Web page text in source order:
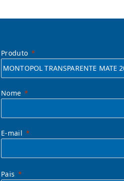
Produto
Nome
E-mail
Pais